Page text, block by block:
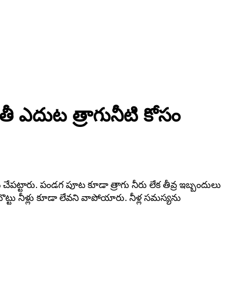
త్రాగునీటి కోసం
పండగ పూట కూడా త్రాగు నీరు లేక తీవ్ర ఇబ్బందులు
నీళ్లు కూడా లేవని వాపోయారు. నీళ్ల సమస్యను